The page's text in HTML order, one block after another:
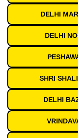
DELHI
DELHI
SHRI
DELHI